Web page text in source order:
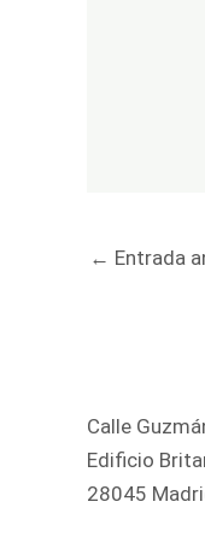
← Entrada
Calle
Edificio
28045